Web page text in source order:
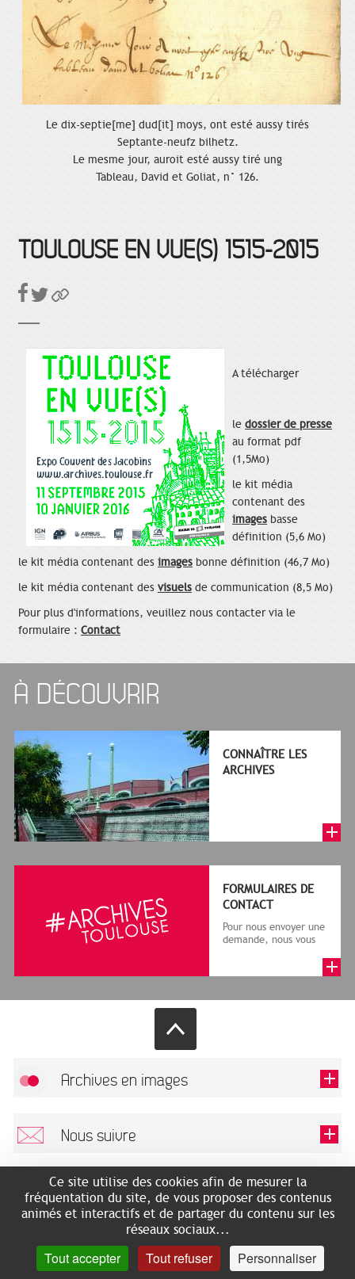
Le dix-septie[me] dud[it] moys, ont esté aussy tirés
Septante-neufz bilhetz.
Le mesme jour, auroit esté aussy tiré ung
Tableau, David et Goliat, n° 126.
TOULOUSE EN VUE(S) 1515-2015
A télécharger
le dossier de presse
au format pdf
(1,5Mo)
le kit média
contenant des
images basse
définition (5,6 Mo)
le kit média contenant des images bonne définition (46,7 Mo)
le kit média contenant des visuels de communication (8,5 Mo)
Pour plus d'informations, veuillez nous contacter via le
formulaire : Contact
À DÉCOUVRIR
CONNAÎTRE LES
ARCHIVES
FORMULAIRES DE
CONTACT
Pour nous envoyer une
demande, nous vous
formulai...
Archives en images
Nous suivre
Renseigner votre email pour recevoir notre lettre d'information.
Ce champ est exigé. OK
Nos médias
Nous trouver
Ce site utilise des cookies afin de mesurer la
fréquentation du site, de vous proposer des contenus
animés et interactifs et de partager du contenu sur les
réseaux sociaux...
Tout accepter Tout refuser Personnaliser